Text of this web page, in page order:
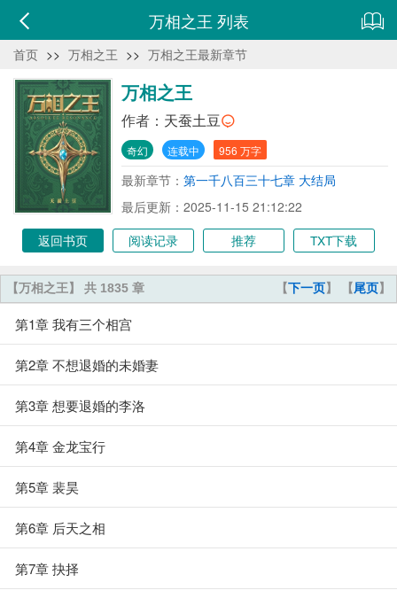
万相之王 列表
首页 >> 万相之王 >> 万相之王最新章节
万相之王
作者： 天蚕土豆
奇幻 连载中 956 万字
最新章节： 第一千八百三十七章 大结局
最后更新：2025-11-15 21:12:22
返回书页
阅读记录 推荐 TXT下载
【下一页】 【尾页】
【万相之王】 共 1835 章
第1章 我有三个相宫
第2章 不想退婚的未婚妻
第3章 想要退婚的李洛
第4章 金龙宝行
第5章 裴昊
第6章 后天之相
第7章 抉择